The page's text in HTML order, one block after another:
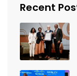
Recent